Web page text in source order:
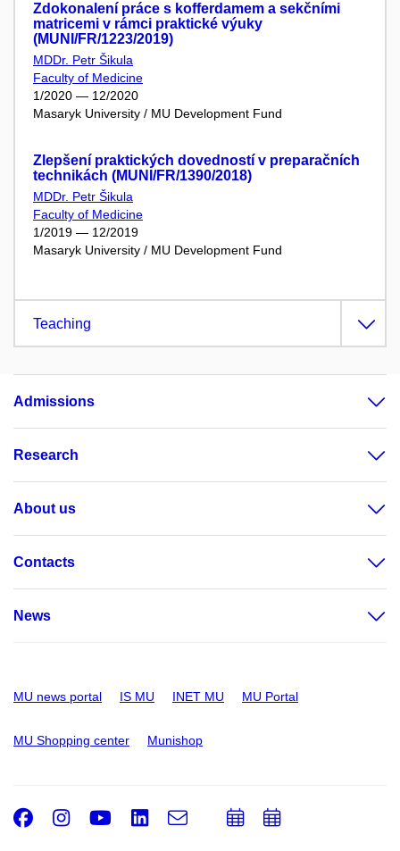
Zdokonalení práce s kofferdamem a sekčními
matricemi v rámci praktické výuky
(MUNI/FR/1223/2019)
MDDr. Petr Šikula
Faculty of Medicine
1/2020 — 12/2020
Masaryk University / MU Development Fund
Zlepšení praktických dovedností v preparačních
technikách (MUNI/FR/1390/2018)
MDDr. Petr Šikula
Faculty of Medicine
1/2019 — 12/2019
Masaryk University / MU Development Fund
Teaching
Admissions
Research
About us
Contacts
News
MU news portal IS MU INET MU MU Portal
MU Shopping center Munishop
Facebook
Instagram
Youtube
LinkedIn
e-
AddAdd